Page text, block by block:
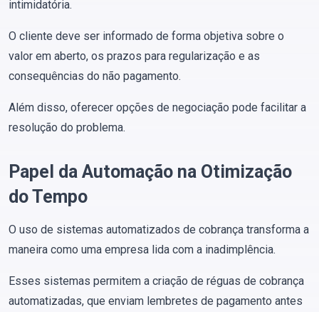
intimidatória.
O cliente deve ser informado de forma objetiva sobre o
valor em aberto, os prazos para regularização e as
consequências do não pagamento.
Além disso, oferecer opções de negociação pode facilitar a
resolução do problema​.
Papel da Automação na Otimização
do Tempo
O uso de sistemas automatizados de cobrança transforma a
maneira como uma empresa lida com a inadimplência.
Esses sistemas permitem a criação de réguas de cobrança
automatizadas, que enviam lembretes de pagamento antes